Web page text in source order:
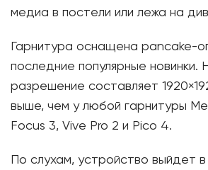
медиа в постели или лежа на
Гарнитура оснащена pancake-
последние популярные новинки.
разрешение составляет
выше, чем у любой гарнитуры
Focus 3, Vive Pro 2 и Pico 4.
По слухам, устройство выйдет